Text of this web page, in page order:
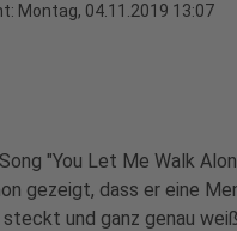
Montag, 04.11.2019 13:07
"You Let Me Walk
gezeigt, dass er eine
und ganz genau